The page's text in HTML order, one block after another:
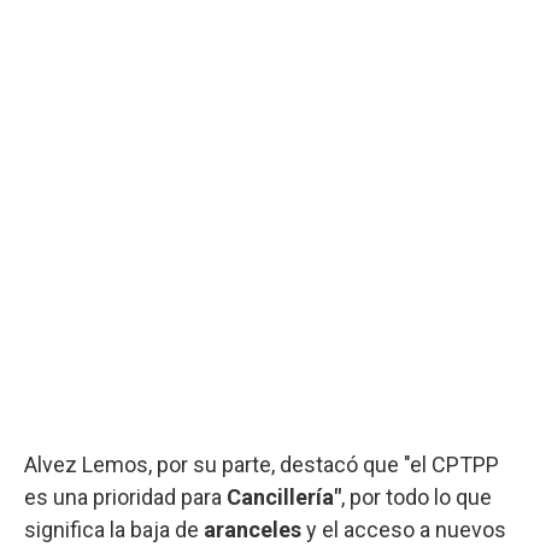
Alvez Lemos, por su parte, destacó que "el CPTPP
es una prioridad para Cancillería", por todo lo que
significa la baja de arancelesy el acceso a nuevos